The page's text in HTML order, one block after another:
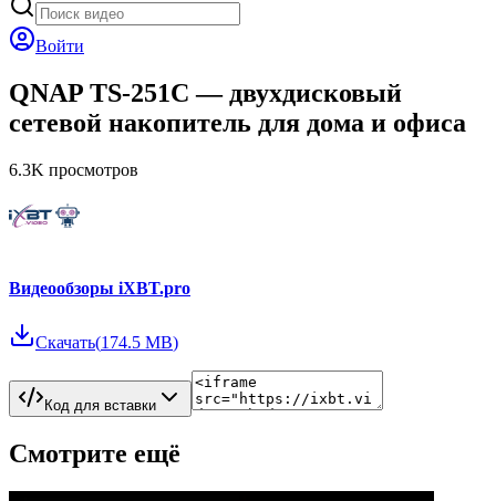
Войти
QNAP TS-251C — двухдисковый
сетевой накопитель для дома и офиса
6.3K просмотров
Видеообзоры iXBT.pro
Скачать(174.5 MB)
Код для вставки
Смотрите ещё